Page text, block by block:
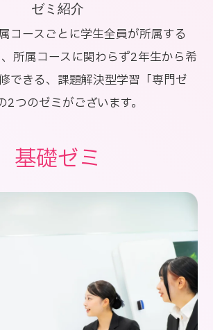
ゼミ紹介
コースごとに学生全員が所属する
、所属コースに関わらず2年生から希
できる、課題解決型学習「専門ゼ
2つのゼミがございます。
基礎ゼミ